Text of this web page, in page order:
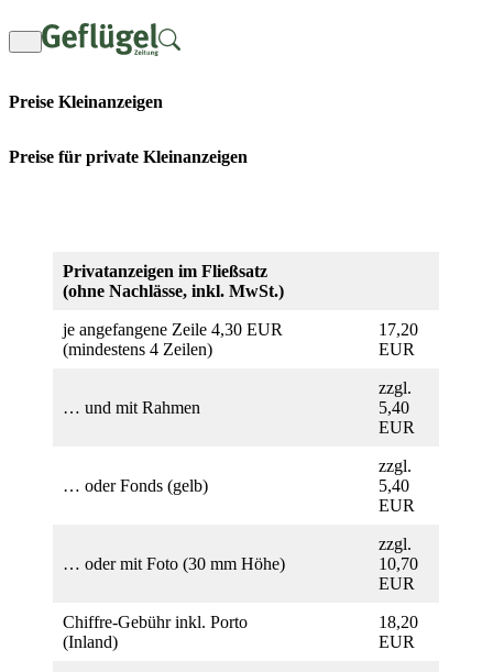
Inhalt
springen
Preise Kleinanzeigen
Preise für private Kleinanzeigen
Privatanzeigen im Fließsatz
(ohne Nachlässe, inkl. MwSt.)
je angefangene Zeile 4,30 EUR
(mindestens 4 Zeilen)
17,20
EUR
… und mit Rahmen
zzgl.
5,40
EUR
… oder Fonds (gelb)
zzgl.
5,40
EUR
… oder mit Foto (30 mm Höhe)
zzgl.
10,70
EUR
Chiffre-Gebühr inkl. Porto
(Inland)
18,20
EUR